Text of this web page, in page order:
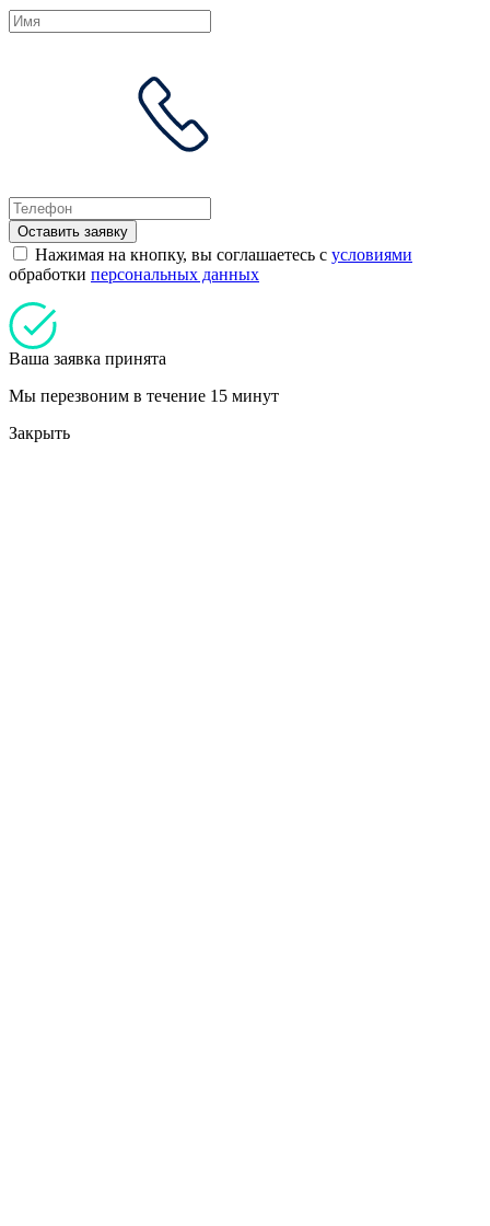
Оставить заявку
Нажимая на кнопку, вы соглашаетесь с условиями
обработки персональных данных
Ваша заявка принята
Мы перезвоним в течение 15 минут
Закрыть